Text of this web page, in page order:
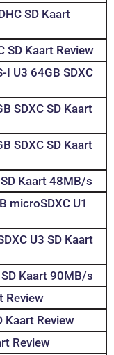
SD Kaart
SD Kaart Review
U3 64GB SDXC
SDXC SD Kaart
SDXC SD Kaart
Kaart 48MB/s
microSDXC U1
U3 SD Kaart
SD Kaart 90MB/s
Review
Kaart Review
Review